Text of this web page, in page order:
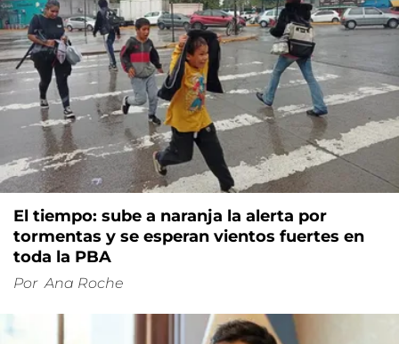
El tiempo: sube a naranja la alerta por
tormentas y se esperan vientos fuertes en
toda la PBA
Por Ana Roche